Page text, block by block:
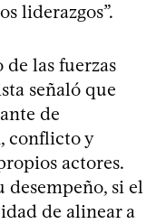
liderazgos”.
las fuerzas
señaló que
de
conflicto y
actores.
desempeño, si el
de alinear a